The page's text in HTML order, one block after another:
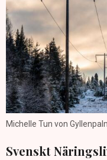
Michelle Tun von
Svenskt